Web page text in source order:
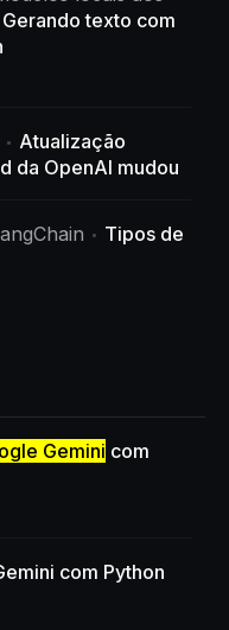
Gerando texto com
Atualização
da OpenAI mudou
Tipos de
Gemini com
com Python